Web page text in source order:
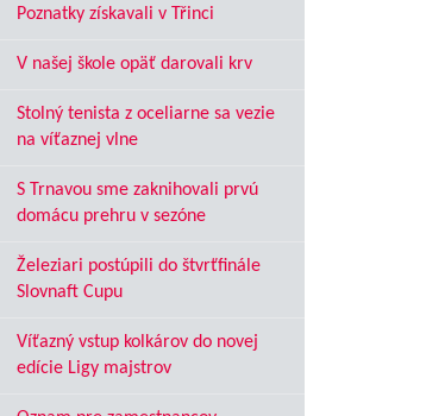
Poznatky získavali v Třinci
V našej škole opäť darovali krv
Stolný tenista z oceliarne sa vezie
na víťaznej vlne
S Trnavou sme zaknihovali prvú
domácu prehru v sezóne
Železiari postúpili do štvrťfinále
Slovnaft Cupu
Víťazný vstup kolkárov do novej
edície Ligy majstrov